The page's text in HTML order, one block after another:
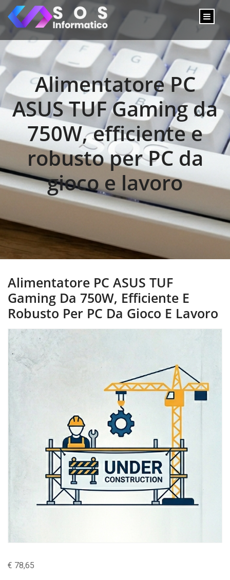
Alimentatore PC
ASUS TUF Gaming da
750W, efficiente e
robusto per PC da
gioco e lavoro
Alimentatore PC ASUS TUF
Gaming Da 750W, Efficiente E
Robusto Per PC Da Gioco E Lavoro
€ 78,65